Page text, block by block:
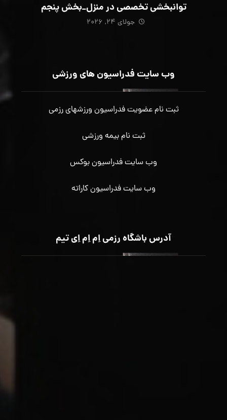
توانبخشی تخصصی در منزل_بخش پنجم
جولای ۲۴, ۲۰۲۶
وب سایت فدراسیون های ورزشی
ثبت نام عضویت فدراسیون ورزشهای رزمی
ثبت نام بیمه ورزشی
وب سایت فدراسیون بوکس
وب سایت فدراسیون کاراته
آدرس باشگاه رزمی اِم اِم اِی تیم